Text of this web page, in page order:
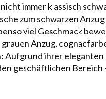
nicht immer klassisch
zum schwarzen
viel Geschmack
Anzug,
ihrer eleganten
geschäftlichen